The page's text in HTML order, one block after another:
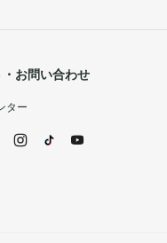
お問い合わせ
ター